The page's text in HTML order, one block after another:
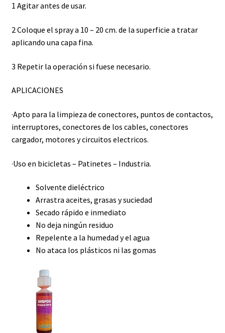
1 Agitar antes de usar.
2 Coloque el spray a 10 – 20 cm. de la superficie a tratar
aplicando una capa fina.
3 Repetir la operación si fuese necesario.
APLICACIONES
·Apto para la limpieza de conectores, puntos de contactos,
interruptores, conectores de los cables, conectores
cargador, motores y circuitos electricos.
·Uso en bicicletas – Patinetes – Industria.
Solvente dieléctrico
Arrastra aceites, grasas y suciedad
Secado rápido e inmediato
No deja ningún residuo
Repelente a la humedad y el agua
No ataca los plásticos ni las gomas